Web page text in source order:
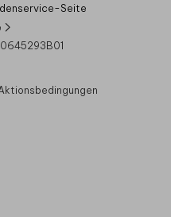
Seite